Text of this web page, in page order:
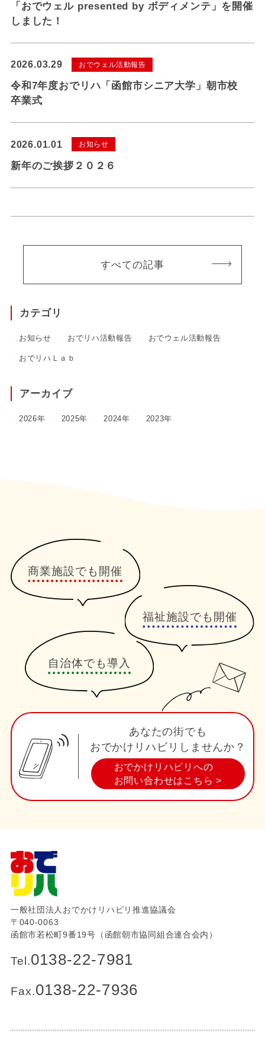
「おでウェル presented by ボディメンテ」を開催
しました！
2026.03.29 おでウェル活動報告
令和7年度おでリハ「函館市シニア大学」朝市校
卒業式
2026.01.01 お知らせ
新年のご挨拶２０２６
すべての記事
カテゴリ
お知らせ おでリハ活動報告 おでウェル活動報告
おでリハＬａｂ
アーカイブ
2026年 2025年 2024年 2023年
商業施設でも開催
福祉施設でも開催
自治体でも導入
あなたの街でも
おでかけリハビリしませんか？
おでかけリハビリへの
お問い合わせはこちら >
一般社団法人おでかけリハビリ推進協議会
〒040-0063
函館市若松町9番19号（函館朝市協同組合連合会内）
Tel.0138-22-7981
Fax.0138-22-7936